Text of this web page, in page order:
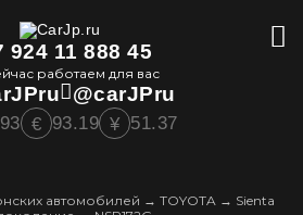
924 11 888 45
работаем для вас
@carJPru
€ 93.19 ¥ 51.37
автомобилей → TOYOTA → Sienta